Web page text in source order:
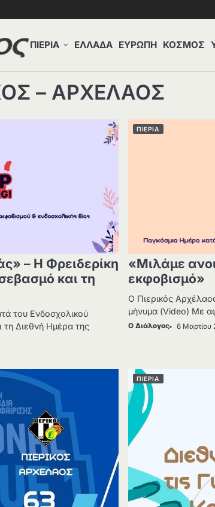
ΠΙΕΡΙΑ ΕΛΛΑΔΑ ΕΥΡΩΠΗ ΚΟΣΜΟΣ
– ΑΡΧΕΛΑΟΣ
– Η Φρειδερίκη
και τη
του Ενδοσχολικού
τη Διεθνή Ημέρα της
ΠΙΕΡΙΑ
«Μιλάμε
εκφοβισμό»
Ο Πιερικός
μήνυμα (Video) Με
Ο Διάλογος 6 Μαρτίου
ΠΙΕΡΙΑ